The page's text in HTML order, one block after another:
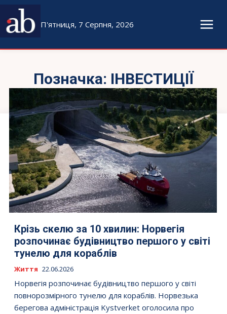
П'ятниця, 7 Серпня, 2026
Позначка: ІНВЕСТИЦІЇ
Крізь скелю за 10 хвилин: Норвегія
розпочинає будівництво першого у світі
тунелю для кораблів
Життя 22.06.2026
Норвегія розпочинає будівництво першого у світі
повнорозмірного тунелю для кораблів. Норвезька
берегова адміністрація Kystverket оголосила про